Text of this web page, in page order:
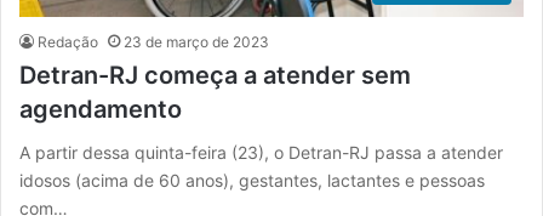
Redação 23 de março de 2023
Detran-RJ começa a atender sem
agendamento
A partir dessa quinta-feira (23), o Detran-RJ passa a atender
idosos (acima de 60 anos), gestantes, lactantes e pessoas
com…